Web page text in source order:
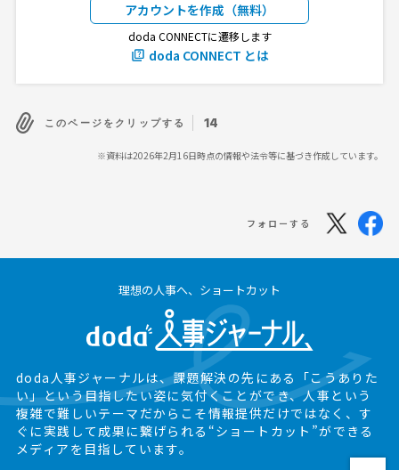
アカウントを作成（無料）
doda CONNECTに遷移します
doda CONNECT とは
このページをクリップする 14
※資料は2026年2月16日時点の情報や法令等に基づき作成しています。
フォローする
理想の人事へ、ショートカット
doda人事ジャーナルは、課題解決の先にある
「こうありた
い」という目指したい姿に気付くことができ、人事という
複雑で難しいテーマだからこそ情報提供だけではなく、 す
ぐに実践して成果に繋げられる“ショートカット”ができる
メディアを目指しています。